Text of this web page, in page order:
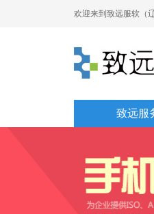
欢迎来到致远服软（
致远服